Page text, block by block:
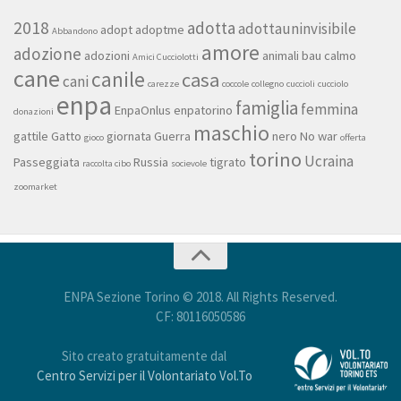
2018 Abbandono adopt adoptme adottaadottauninvisibile
adozione adozioni Amici Cucciolotti amore animali bau calmo
canecani canile carezze casa coccole collegno cuccioli cucciolo
donazioni enpa EnpaOnlus enpatorino famiglia femmina
gattile Gatto gioco giornata Guerra maschio nero No war offerta
Passeggiata raccolta cibo Russia socievole tigrato torino Ucraina
zoomarket
ENPA Sezione Torino © 2018. All Rights Reserved.
CF: 80116050586
Sito creato gratuitamente dal
Centro Servizi per il Volontariato Vol.To